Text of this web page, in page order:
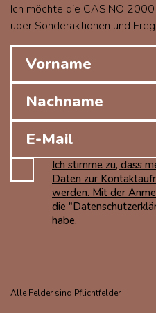
Ich möchte die CASINO
über Sonderaktionen und
Ich stimme zu, dass
Daten zur
werden. Mit der
die
habe.
Alle Felder sind Pflichtfelder